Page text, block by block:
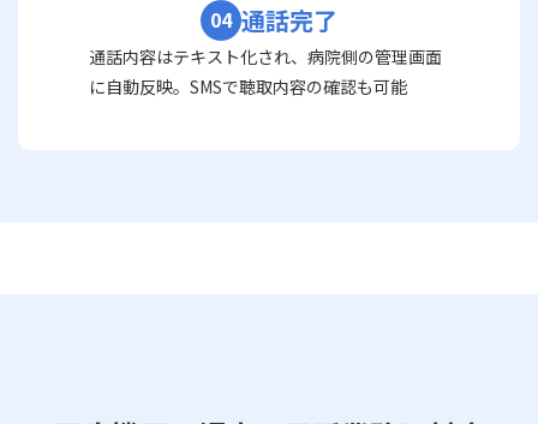
04 通話完了
通話内容はテキスト化され、病院側の管理画面
に自動反映。SMSで聴取内容の確認も可能